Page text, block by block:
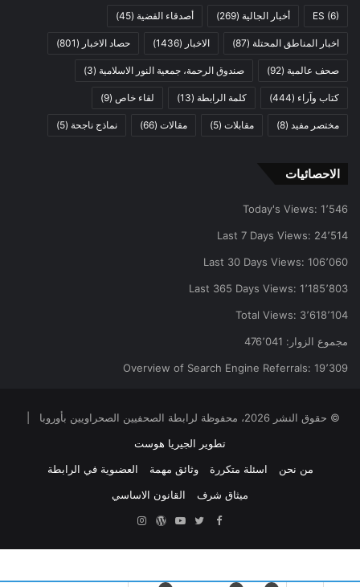
ES (6) أخبار الجالية (269) أصدقاء القضية (45)
اخبار المناطق المحتلة (87) الاخبار (1436) حصاد الاخبار (801)
صحف عالمية (92) صندوق الرحمة، جمعية النور الاسلامية (3)
كتاب وآراء (444) كلمة الرابطة (13) لقاء خاص (9)
مختصر مفيد (8) مقابلات (5) مقالات (66) نماذج ناجحة (5)
الاحصائيات
Today's Views: 1٬546
Last 7 Days Views: 24٬514
Last 30 Days Views: 106٬060
Last 365 Days Views: 1٬185٬803
Total Views: 3٬618٬104
مجموع الزوار: 476٬041
Overview of Search Engine Referrals: 19٬309
© حقوق النشر 2026، محفوظة لرابطة الصحفيين الصحراويين بأوروبا |
تطوير الجيريا هوست
من نحن
اسئلة متكررة وثائق مهمة
العضىوية في الرابطة
ميثاق شرف
القانون الاساسي
Facebook
Twitter
YouTubeووردبريس